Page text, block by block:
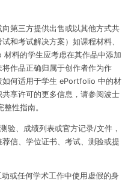
第三方提供出售或以其他方式共
和考试解决方案）如课程材料、
料的学生应考虑在其作品中添加
作品正确归属于创作者作为作
如何适用于学生 ePortfolio 中的材
享许可的更多信息，请参阅波士
性指南。
验、成绩列表或官方记录/文件，
信、学位证书、考试、测验或提
或任何学术工作中使用虚假的身